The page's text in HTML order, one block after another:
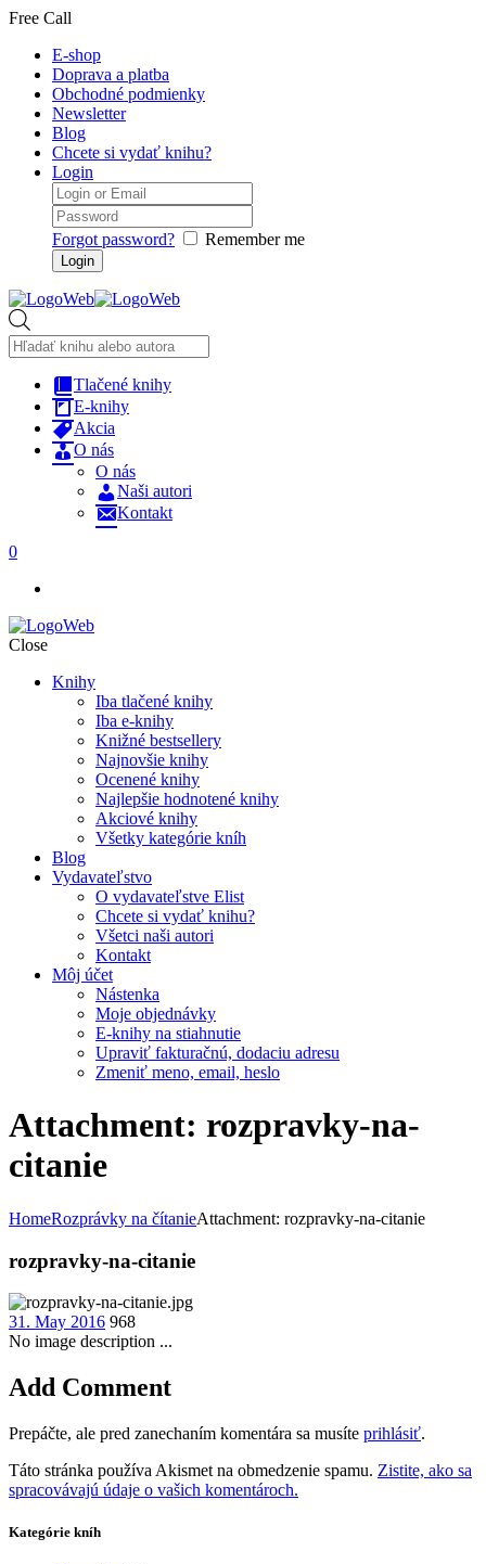
Free Call
E-shop
Doprava a platba
Obchodné podmienky
Newsletter
Blog
Chcete si vydať knihu?
Login
Forgot password? Remember me
search
Tlačené knihy
E-knihy
Akcia
O nás
O nás
Naši autori
Kontakt
0
Close
Knihy
Iba tlačené knihy
Iba e-knihy
Knižné bestsellery
Najnovšie knihy
Ocenené knihy
Najlepšie hodnotené knihy
Akciové knihy
Všetky kategórie kníh
Blog
Vydavateľstvo
O vydavateľstve Elist
Chcete si vydať knihu?
Všetci naši autori
Kontakt
Môj účet
Nástenka
Moje objednávky
E-knihy na stiahnutie
Upraviť fakturačnú, dodaciu adresu
Zmeniť meno, email, heslo
Attachment: rozpravky-na-
citanie
HomeRozprávky na čítanieAttachment: rozpravky-na-citanie
rozpravky-na-citanie
31. May 2016 968
No image description ...
Add Comment
Prepáčte, ale pred zanechaním komentára sa musíte prihlásiť.
Táto stránka používa Akismet na obmedzenie spamu. Zistite, ako sa
spracovávajú údaje o vašich komentároch.
Kategórie kníh